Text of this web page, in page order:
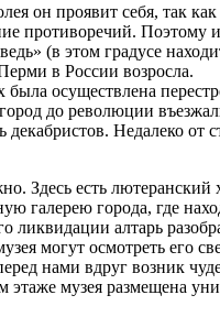
он проявит себя, так
противоречий.
(в этом градусе
в России возросла.
осуществлена
до революции
Недалеко
Здесь есть
галерею города, где
ликвидации алтарь
могут осмотреть
нами вдруг возник
музея размещена